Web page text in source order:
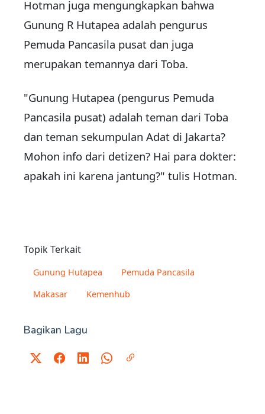
Hotman juga mengungkapkan bahwa
Gunung R Hutapea adalah pengurus
Pemuda Pancasila pusat dan juga
merupakan temannya dari Toba.
"Gunung Hutapea (pengurus Pemuda
Pancasila pusat) adalah teman dari Toba
dan teman sekumpulan Adat di Jakarta?
Mohon info dari detizen? Hai para dokter:
apakah ini karena jantung?" tulis Hotman.
Topik Terkait
Gunung Hutapea
Pemuda Pancasila
Makasar
Kemenhub
Bagikan Lagu